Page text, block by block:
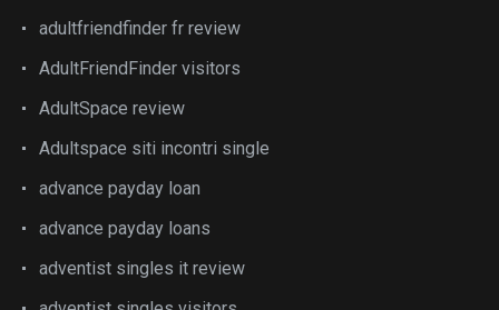
adultfriendfinder fr review
AdultFriendFinder visitors
AdultSpace review
Adultspace siti incontri single
advance payday loan
advance payday loans
adventist singles it review